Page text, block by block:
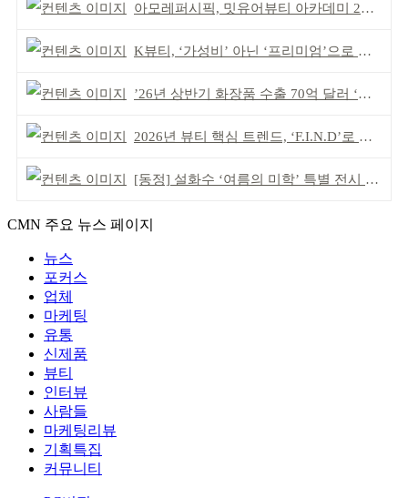
아모레퍼시픽, 밋유어뷰티 아카데미 2기 발대식
K뷰티, ‘가성비’ 아닌 ‘프리미엄’으로 승부걸어야
’26년 상반기 화장품 수출 70억 달러 ‘역대 최고’
2026년 뷰티 핵심 트렌드, ‘F.I.N.D’로 읽는다
[동정] 설화수 ‘여름의 미학’ 특별 전시 개최
CMN 주요 뉴스 페이지
뉴스
포커스
업체
마케팅
유통
신제품
뷰티
인터뷰
사람들
마케팅리뷰
기획특집
커뮤니티